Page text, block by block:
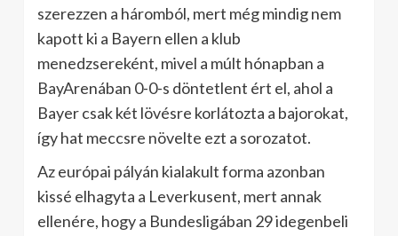
szerezzen a háromból, mert még mindig nem
kapott ki a Bayern ellen a klub
menedzsereként, mivel a múlt hónapban a
BayArenában 0-0-s döntetlent ért el, ahol a
Bayer csak két lövésre korlátozta a bajorokat,
így hat meccsre növelte ezt a sorozatot.
Az európai pályán kialakult forma azonban
kissé elhagyta a Leverkusent, mert annak
ellenére, hogy a Bundesligában 29 idegenbeli